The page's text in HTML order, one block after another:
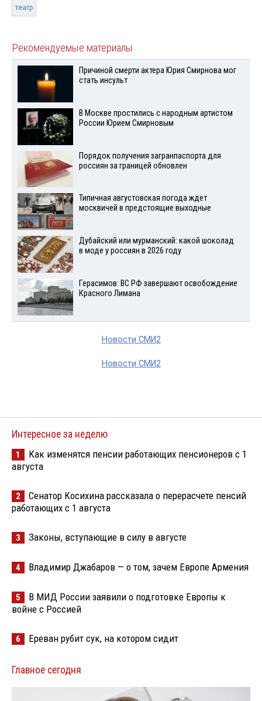
театр
Рекомендуемые материалы
Причиной смерти актера Юрия Смирнова мог
стать инсульт
В Москве простились с народным артистом
России Юрием Смирновым
Порядок получения загранпаспорта для
россиян за границей обновлен
Типичная августовская погода ждет
москвичей в предстоящие выходные
Дубайский или мурманский: какой шоколад
в моде у россиян в 2026 году
Герасимов: ВС РФ завершают освобождение
Красного Лимана
Новости СМИ2
Новости СМИ2
Интересное за неделю
1
Как изменятся пенсии работающих пенсионеров с 1
августа
2
Сенатор Косихина рассказала о перерасчете пенсий
работающих с 1 августа
3 Законы, вступающие в силу в августе
4 Владимир Джабаров — о том, зачем Европе Армения
5
В МИД России заявили о подготовке Европы к
войне с Россией
6 Ереван рубит сук, на котором сидит
Главное сегодня